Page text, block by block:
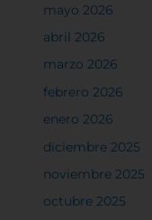
mayo 2026
abril 2026
marzo 2026
febrero 2026
enero 2026
diciembre 2025
noviembre 2025
octubre 2025